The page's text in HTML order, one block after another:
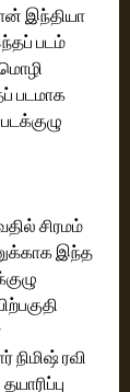
இந்தியா
படம்
படமாக
சிரமம்
இந்த
நிமிஷ் ரவி